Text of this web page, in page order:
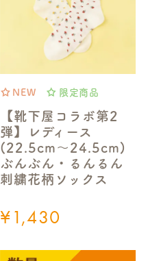
【靴下屋コラボ第2
弾】レディース
(22.5cm～24.5cm)
ぶんぶん・るんるん
刺繍花柄ソックス
NEW 限定商品
¥1,430